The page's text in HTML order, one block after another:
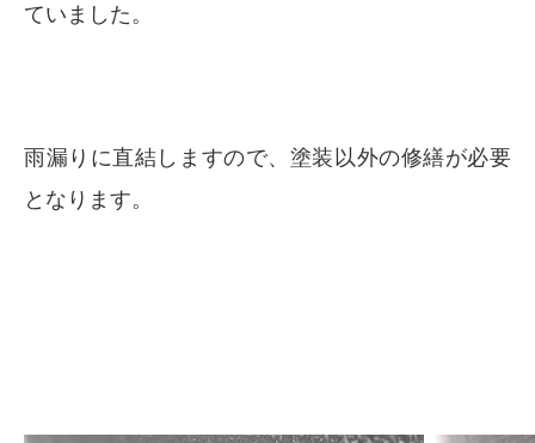
ていました。
雨漏りに直結しますので、塗装以外の修繕が必要
となります。